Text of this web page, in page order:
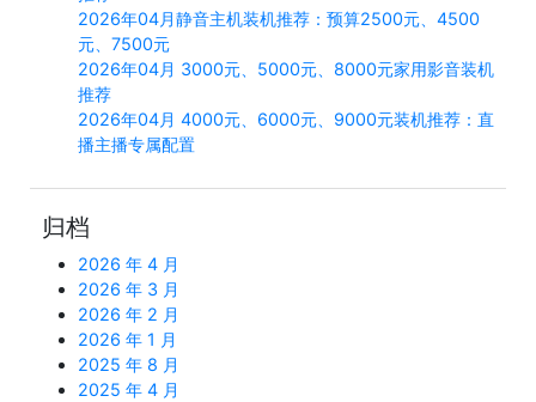
2026年04月静音主机装机推荐：预算2500元、4500
元、7500元
2026年04月 3000元、5000元、8000元家用影音装机
推荐
2026年04月 4000元、6000元、9000元装机推荐：直
播主播专属配置
归档
2026 年 4 月
2026 年 3 月
2026 年 2 月
2026 年 1 月
2025 年 8 月
2025 年 4 月